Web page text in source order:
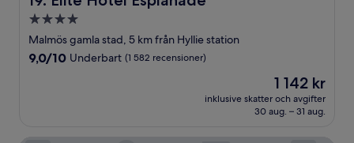
4.0-
stjärnigt
boende
Malmös gamla stad, 5 km från Hyllie station
9.0
9,0/10 Underbart (1 582 recensioner)
Priset
är
1 142 kr
1 142 kr
inklusive skatter och avgifter
30 aug. – 31 aug.